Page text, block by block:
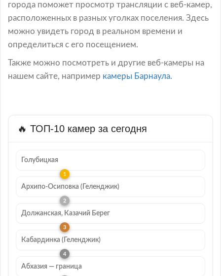
города поможет просмотр трансляции с веб-камер,
расположенных в разных уголках поселения. Здесь
можно увидеть город в реальном времени и
определиться с его посещением.
Также можно посмотреть и другие веб-камеры на
нашем сайте, например камеры Барнаула.
🔥 ТОП-10 камер за сегодня
Голубицкая
Архипо-Осиповка (Геленджик)
Должанская, Казачий Берег
Кабардинка (Геленджик)
Абхазия — граница